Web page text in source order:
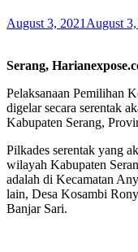
August 3, 2021 August 3,
Serang,
Pelaksanaan Pemilihan
digelar secara serentak
Kabupaten Serang,
Pilkades serentak yang
wilayah Kabupaten
adalah di Kecamatan
lain, Desa Kosambi
Banjar Sari.